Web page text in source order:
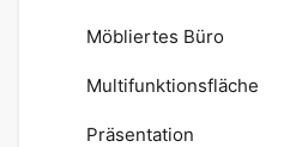
Möbliertes Büro
Multifunktionsfläche
Präsentation